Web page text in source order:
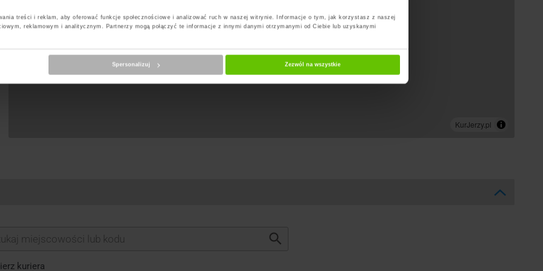
treści i reklam, aby oferować funkcje społecznościowe i analizować ruch w naszej witrynie. Informacje o tym, jak korzystasz z naszej
reklamowym i analitycznym. Partnerzy mogą połączyć te informacje z innymi danymi otrzymanymi od Ciebie lub uzyskanymi
Spersonalizuj Zezwól na wszystkie
kuriera